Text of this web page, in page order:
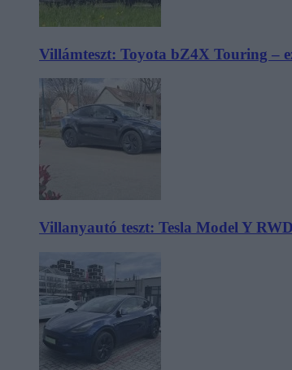
Villámteszt: Toyota bZ4X Touring –
Villanyautó teszt: Tesla Model Y